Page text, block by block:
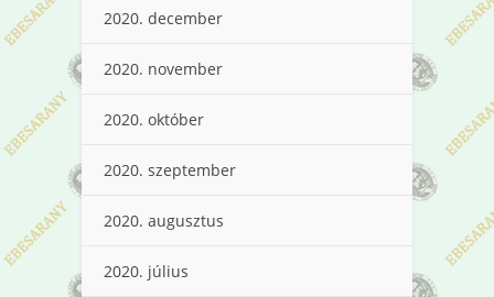
2020. december
2020. november
2020. október
2020. szeptember
2020. augusztus
2020. július